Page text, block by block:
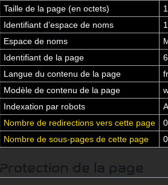
Taille de la page (en octets)
Identifiant dʼespace de noms
Espace de noms
Identifiant de la page
Langue du contenu de la page
Modèle de contenu de la page
Indexation par robots
Nombre de redirections vers cette page
0
Nombre de sous-pages de cette page
Protection de la page